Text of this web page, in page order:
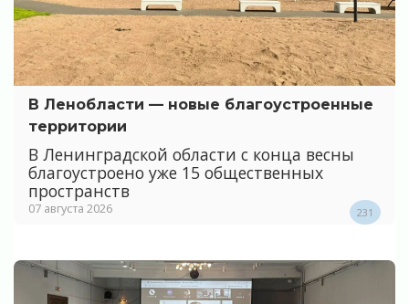
В Ленобласти — новые благоустроенные
территории
В Ленинградской области с конца весны
благоустроено уже 15 общественных
пространств
07 августа 2026 231